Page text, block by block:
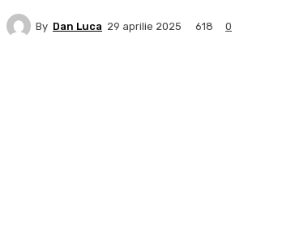
By Dan Luca 29 aprilie 2025 618 0